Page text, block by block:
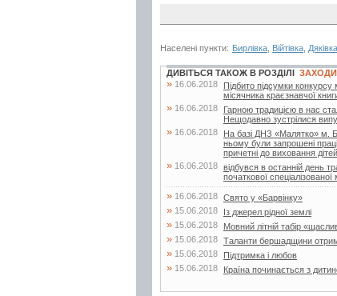
Населені пункти: Бирлівка Війтівка Дяківка
ДИВІТЬСЯ ТАКОЖ В РОЗДІЛІ ЗАХОДИ
» 16.06.2018
Підбито підсумки
місячника краєзнавчої
» 16.06.2018
Гарною традицією в нас
Нещодавно зустрілися
» 16.06.2018
На базі ДНЗ «Малятко» м.
ньому були запрошені
причетні до виховання
» 16.06.2018 відбувся в останній день
початкової
» 16.06.2018 Свято у «Барвінку»
» 15.06.2018 Із джерел рідної землі
» 15.06.2018 Мовний літній табір
» 15.06.2018 Таланти бершадщини
» 15.06.2018 Підтримка і любов
» 15.06.2018
Країна починається з